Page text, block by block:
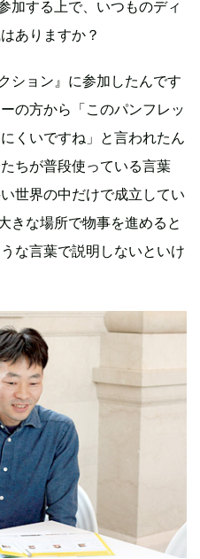
加する上で、いつものディ
ありますか？
ション』に参加したんです
の方から「このパンフレッ
くいですね」と言われたん
ちが普段使っている言葉
世界の中だけで成立してい
きな場所で物事を進めると
な言葉で説明しないといけ